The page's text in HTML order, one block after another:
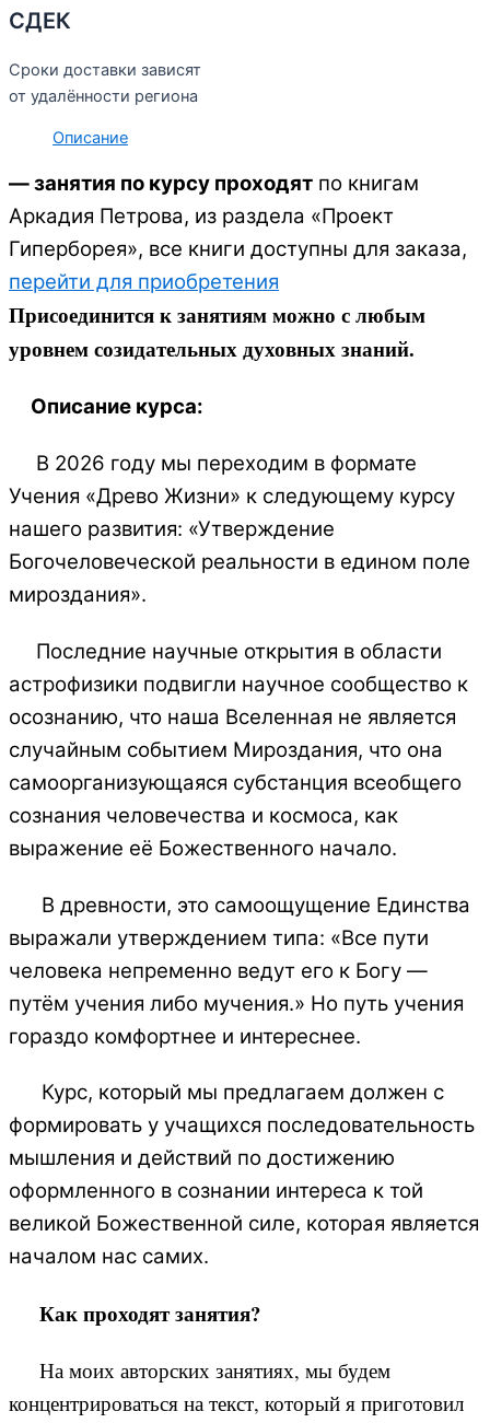
СДЕК
Сроки доставки зависят
от удалённости региона
Описание
— занятия по курсу проходят по книгам
Аркадия Петрова, из раздела «Проект
Гиперборея», все книги доступны для заказа,
перейти для приобретения
Присоединится к занятиям можно с любым
уровнем созидательных духовных знаний.
Описание курса:
В 2026 году мы переходим в формате
Учения «Древо Жизни» к следующему курсу
нашего развития: «Утверждение
Богочеловеческой реальности в едином поле
мироздания».
Последние научные открытия в области
астрофизики подвигли научное сообщество к
осознанию, что наша Вселенная не является
случайным событием Мироздания, что она
самоорганизующаяся субстанция всеобщего
сознания человечества и космоса, как
выражение её Божественного начало.
В древности, это самоощущение Единства
выражали утверждением типа: «Все пути
человека непременно ведут его к Богу —
путём учения либо мучения.» Но путь учения
гораздо комфортнее и интереснее.
Курс, который мы предлагаем должен с
формировать у учащихся последовательность
мышления и действий по достижению
оформленного в сознании интереса к той
великой Божественной силе, которая является
началом нас самих.
Как проходят занятия?
На моих авторских занятиях, мы будем
концентрироваться на текст, который я приготовил